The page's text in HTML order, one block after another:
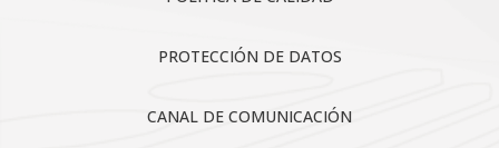
PROTECCIÓN DE DATOS
CANAL DE COMUNICACIÓN